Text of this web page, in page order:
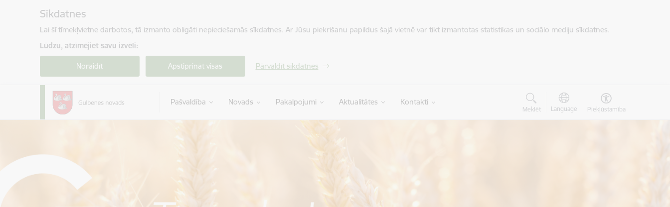
Sīkdatnes
Lai šī tīmekļvietne darbotos, tā izmanto obligāti nepieciešamās sīkdatnes. Ar Jūsu piekrišanu papildus šajā vietnē var tikt izmantotas statistikas un sociālo mediju sīkdatnes.
Lūdzu, atzīmējiet savu izvēli:
Noraidīt Apstiprināt visas Pārvaldīt sīkdatnes
Pašvaldība Novads Pakalpojumi Aktualitātes Kontakti
Meklēt Language Piekļūstamība